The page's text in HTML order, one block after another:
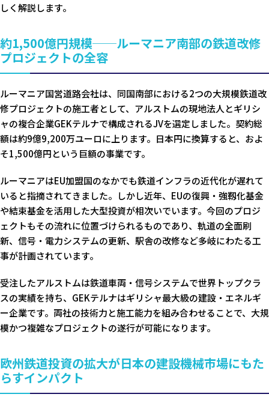
しく解説します。
約1,500億円規模──ルーマニア南部の鉄道改修
プロジェクトの全容
ルーマニア国営道路会社は、同国南部における2つの大規模鉄道改
修プロジェクトの施工者として、アルストムの現地法人とギリシ
ャの複合企業GEKテルナで構成されるJVを選定しました。契約総
額は約9億9,200万ユーロに上ります。日本円に換算すると、およ
そ1,500億円という巨額の事業です。
ルーマニアはEU加盟国のなかでも鉄道インフラの近代化が遅れて
いると指摘されてきました。しかし近年、EUの復興・強靱化基金
や結束基金を活用した大型投資が相次いでいます。今回のプロジ
ェクトもその流れに位置づけられるものであり、軌道の全面刷
新、信号・電力システムの更新、駅舎の改修など多岐にわたる工
事が計画されています。
受注したアルストムは鉄道車両・信号システムで世界トップクラ
スの実績を持ち、GEKテルナはギリシャ最大級の建設・エネルギ
ー企業です。両社の技術力と施工能力を組み合わせることで、大規
模かつ複雑なプロジェクトの遂行が可能になります。
欧州鉄道投資の拡大が日本の建設機械市場にもた
らすインパクト